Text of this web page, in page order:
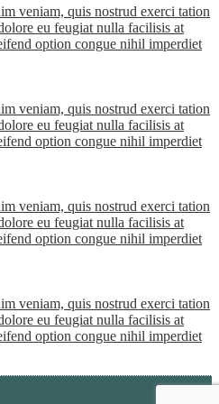
veniam, quis nostrud exerci tation
eu feugiat nulla facilisis at
option congue nihil imperdiet
veniam, quis nostrud exerci tation
eu feugiat nulla facilisis at
option congue nihil imperdiet
veniam, quis nostrud exerci tation
eu feugiat nulla facilisis at
option congue nihil imperdiet
veniam, quis nostrud exerci tation
eu feugiat nulla facilisis at
option congue nihil imperdiet